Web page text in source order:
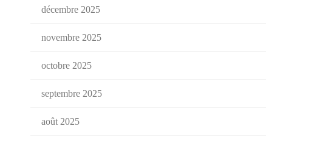
décembre 2025
novembre 2025
octobre 2025
septembre 2025
août 2025